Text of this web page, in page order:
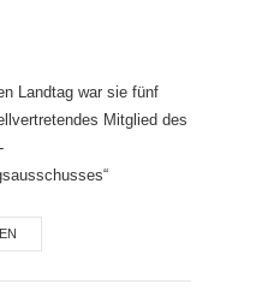
Landtag war sie fünf
Mitglied des